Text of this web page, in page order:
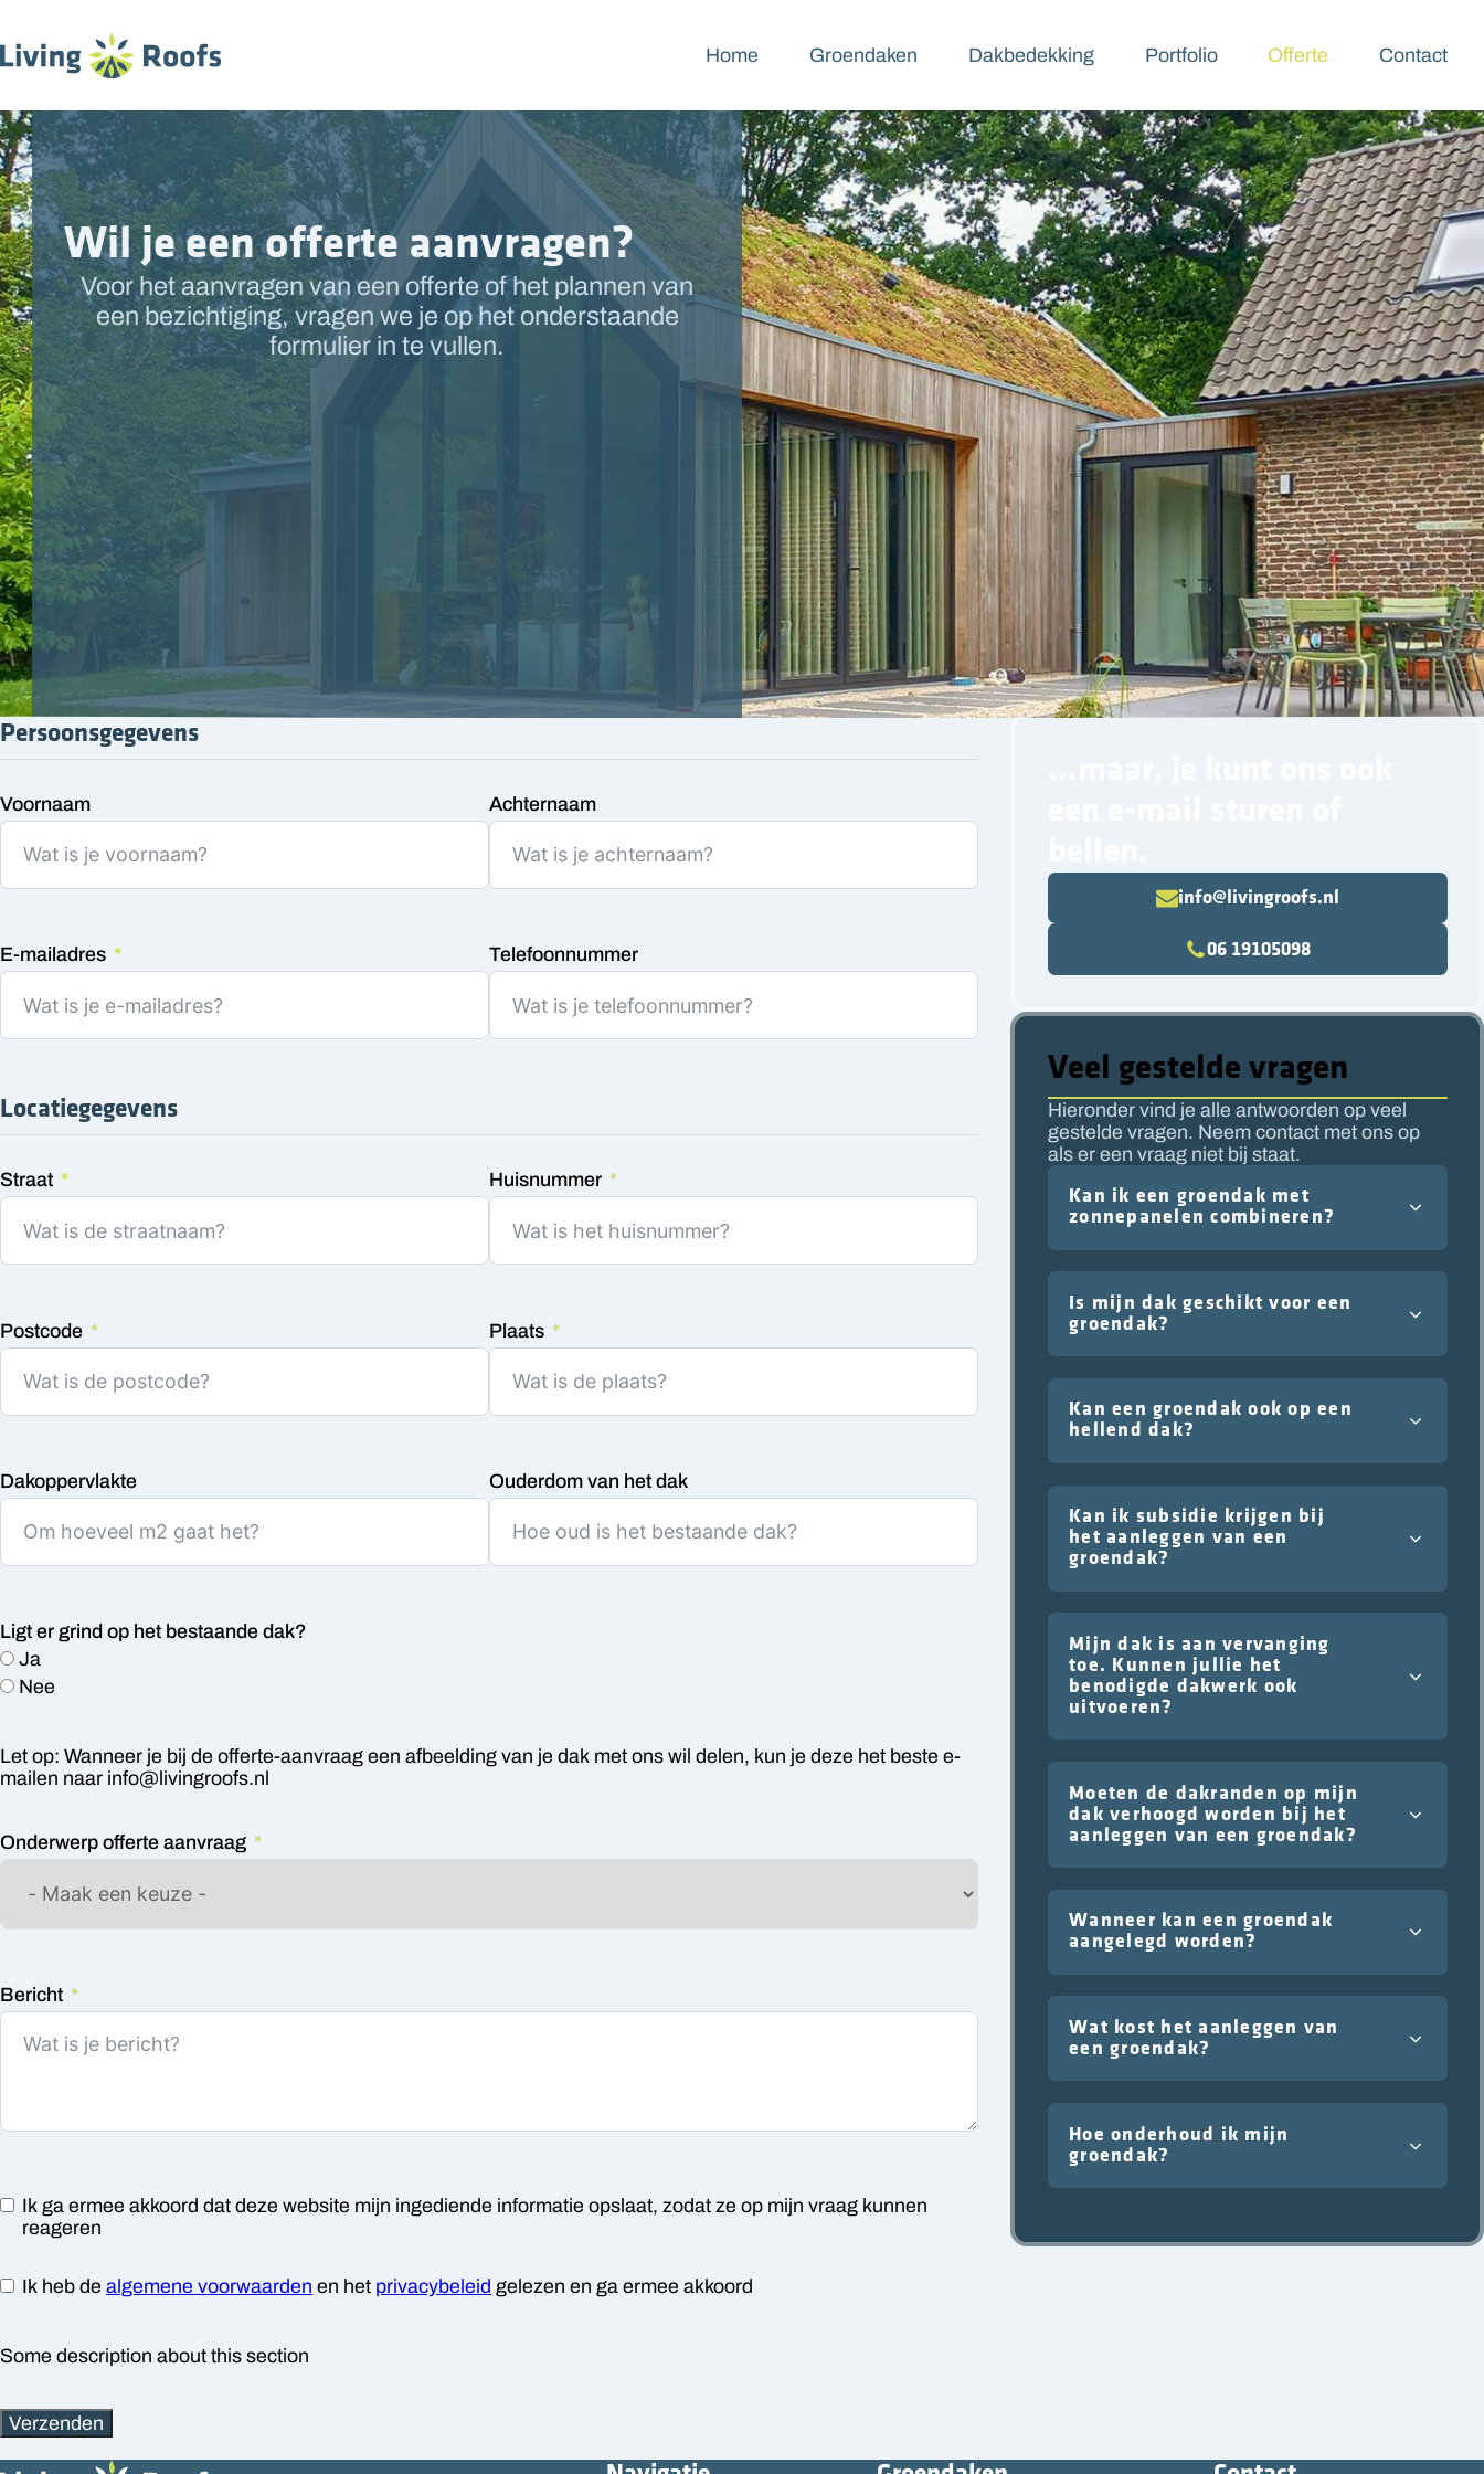
Home Groendaken Dakbedekking Portfolio Offerte Contact
Wil je een offerte aanvragen?
Voor het aanvragen van een offerte of het plannen van
een bezichtiging, vragen we je op het onderstaande
formulier in te vullen.
Persoonsgegevens
Voornaam Achternaam
E-mailadres Telefoonnummer
Locatiegegevens
Straat Huisnummer
Postcode Plaats
Dakoppervlakte Ouderdom van het dak
Ligt er grind op het bestaande dak?
Ja
Nee
Let op: Wanneer je bij de offerte-aanvraag een afbeelding van je dak met ons wil delen, kun je deze het beste e-
mailen naar info@livingroofs.nl
Onderwerp offerte aanvraag
Bericht
Ik ga ermee akkoord dat deze website mijn ingediende informatie opslaat, zodat ze op mijn vraag kunnen
reageren
Ik heb de algemene voorwaarden en het privacybeleid gelezen en ga ermee akkoord
Some description about this section
Verzenden
info@livingroofs.nl
06 19105098
Veel gestelde vragen
Hieronder vind je alle antwoorden op veel
gestelde vragen. Neem contact met ons op
als er een vraag niet bij staat.
Kan ik een groendak met
zonnepanelen combineren?
Is mijn dak geschikt voor een
groendak?
Kan een groendak ook op een
hellend dak?
Kan ik subsidie krijgen bij
het aanleggen van een
groendak?
Mijn dak is aan vervanging
toe. Kunnen jullie het
benodigde dakwerk ook
uitvoeren?
Moeten de dakranden op mijn
dak verhoogd worden bij het
aanleggen van een groendak?
Wanneer kan een groendak
aangelegd worden?
Wat kost het aanleggen van
een groendak?
Hoe onderhoud ik mijn
groendak?